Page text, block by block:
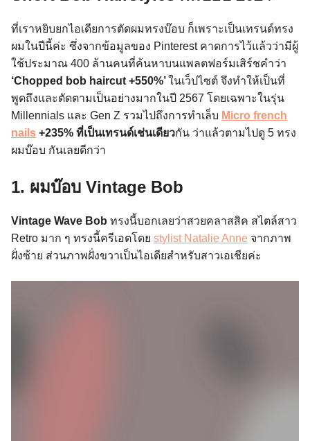
ที่เราหยิบยกไอเดียการตัดผมทรงบ๊อบ ก็เพราะเป็นเทรนด์ทรง
ผมในปีนี้ค่ะ ซึ่งจากข้อมูลของ Pinterest คาดการไว้แล้วว่ามีผู้
ใช้ประมาณ 400 ล้านคนที่ค้นหาบนแพลตฟอร์มเสิร์ชคำว่า
‘Chopped bob haircut +550%’ในเว็ปไซต์ จึงทำให้เป็นที่
พูดถึงและตัดตามเป็นอย่างมากในปี 2567 โดยเฉพาะในรุ่น
Millennials และ Gen Z รวมไปถึงการทำเล็บ Micro french
nails +235% ที่เป็นเทรนด์เช่นเดียวกัน ว่าแล้วตามไปดู 5 ทรง
ผมบ๊อบ กันเลยดีกว่า
1. ผมบ๊อบ Vintage Bob
Vintage Wave Bob ทรงนี้บอกเลยว่าสวยคลาสสิค สไตล์สาว
Retro มาก ๆ ทรงนี้ครีเอตโดย stylist Natalie Anne จากภาพ
ฝั่งซ้าย ส่วนภาพฝั่งขวาเป็นไอเดียสำหรับสาวเอเชียค่ะ